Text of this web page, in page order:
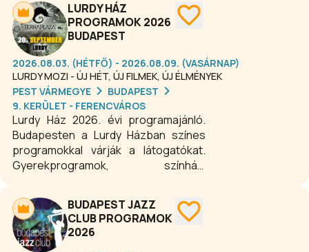
LURDY HÁZ
PROGRAMOK 2026
BUDAPEST
2026.08.03. (HÉTFŐ) - 2026.08.09. (VASÁRNAP)
LURDY MOZI - ÚJ HÉT, ÚJ FILMEK, ÚJ ÉLMÉNYEK
PEST VÁRMEGYE
BUDAPEST
9. KERÜLET - FERENCVÁROS
Lurdy Ház 2026. évi programajánló.
Budapesten a Lurdy Házban színes
programokkal várják a látogatókat.
Gyerekprogramok, színházi
rendezvények, kiállítások, expók,
szakmai konferenciák, fesztiválok
színesítik a mindennapokat.
BUDAPEST JAZZ
CLUB PROGRAMOK
2026